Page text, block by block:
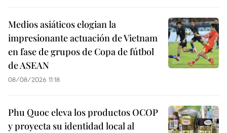
Medios asiáticos elogian la
impresionante actuación de Vietnam
en fase de grupos de Copa de fútbol
de ASEAN
08/08/2026 11:18
Phu Quoc eleva los productos OCOP
y proyecta su identidad local al